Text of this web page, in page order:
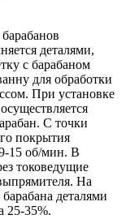
деталями,
с барабаном
для обработки
При установке
С точки
покрытия
15 об/мин. В
токоведущие
На
деталями
25-35%.